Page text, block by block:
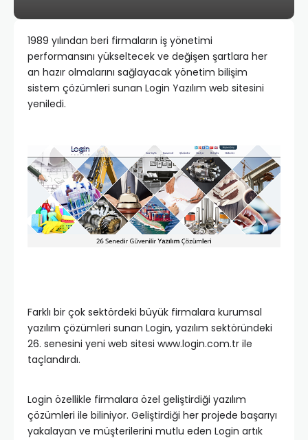
1989 yılından beri firmaların iş yönetimi
performansını yükseltecek ve değişen şartlara her
an hazır olmalarını sağlayacak yönetim bilişim
sistem çözümleri sunan Login Yazılım web sitesini
yeniledi.
Farklı bir çok sektördeki büyük firmalara kurumsal
yazılım çözümleri sunan Login, yazılım sektöründeki
26. senesini yeni web sitesi www.login.com.tr ile
taçlandırdı.
Login özellikle firmalara özel geliştirdiği yazılım
çözümleri ile biliniyor. Geliştirdiği her projede başarıyı
yakalayan ve müşterilerini mutlu eden Login artık